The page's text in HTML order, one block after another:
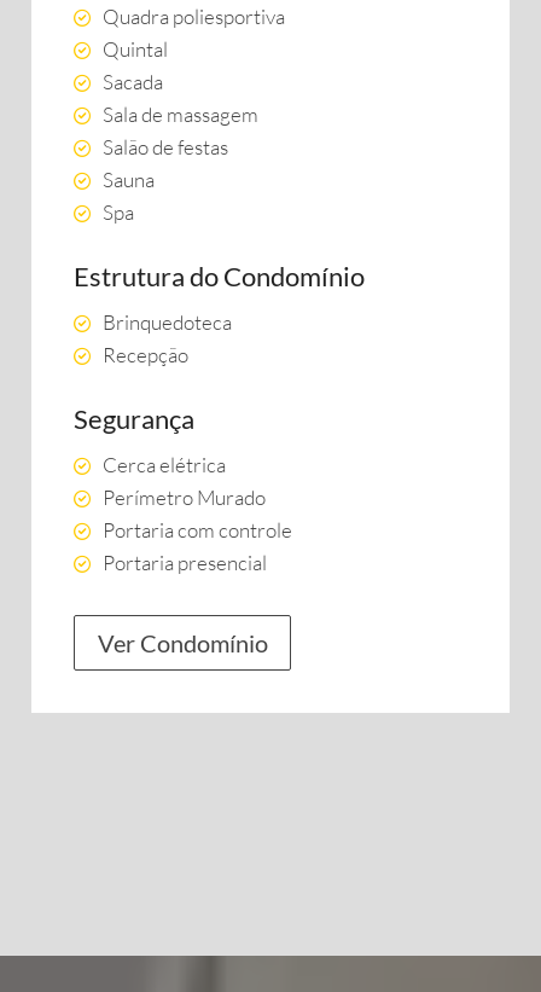
Quadra poliesportiva
Quintal
Sacada
Sala de massagem
Salão de festas
Sauna
Spa
Estrutura do Condomínio
Brinquedoteca
Recepção
Segurança
Cerca elétrica
Perímetro Murado
Portaria com controle
Portaria presencial
Ver Condomínio